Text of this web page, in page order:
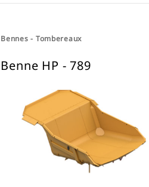
Bennes - Tombereaux
Benne HP - 789